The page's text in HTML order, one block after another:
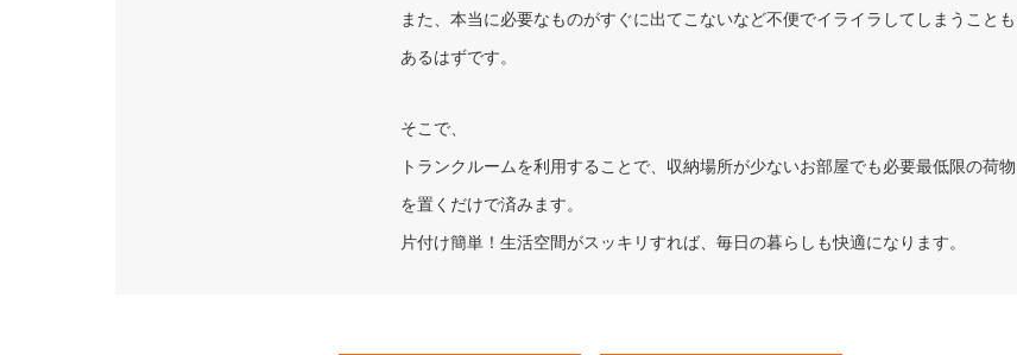
また、本当に必要なものがすぐに出てこないなど不便でイライラしてしまうことも
あるはずです。
そこで、
トランクルームを利用することで、収納場所が少ないお部屋でも必要最低限の荷物
を置くだけで済みます。
片付け簡単！生活空間がスッキリすれば、毎日の暮らしも快適になります。